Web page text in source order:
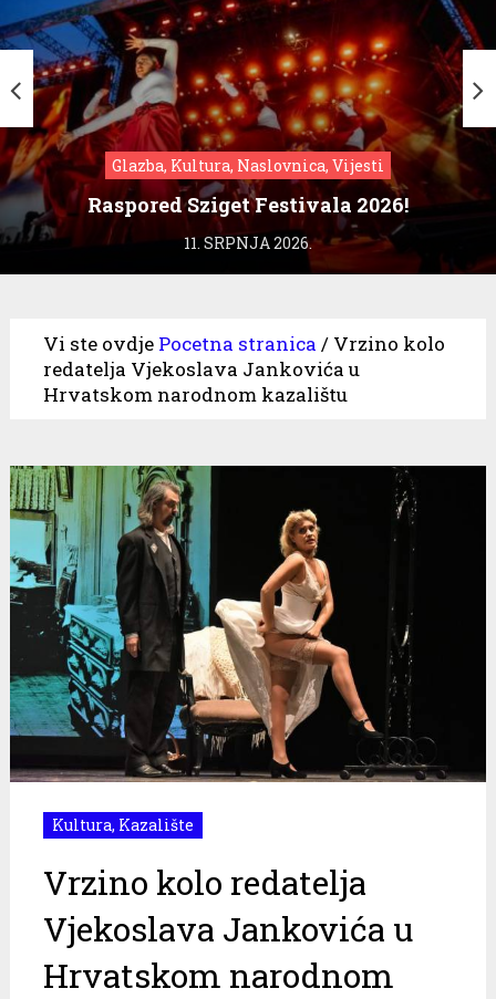
Glazba, Kultura, Naslovnica, Vijesti
Raspored Sziget Festivala 2026!
11. SRPNJA 2026.
Vi ste ovdje Pocetna stranica / Vrzino kolo
redatelja Vjekoslava Jankovića u
Hrvatskom narodnom kazalištu
Kultura, Kazalište
Vrzino kolo redatelja
Vjekoslava Jankovića u
Hrvatskom narodnom